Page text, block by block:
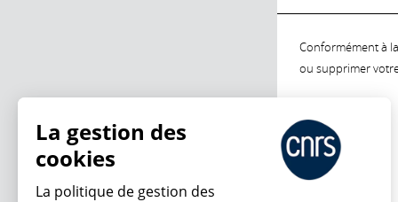
Conformément à
ou supprimer
La gestion des
cookies
La politique de gestion des